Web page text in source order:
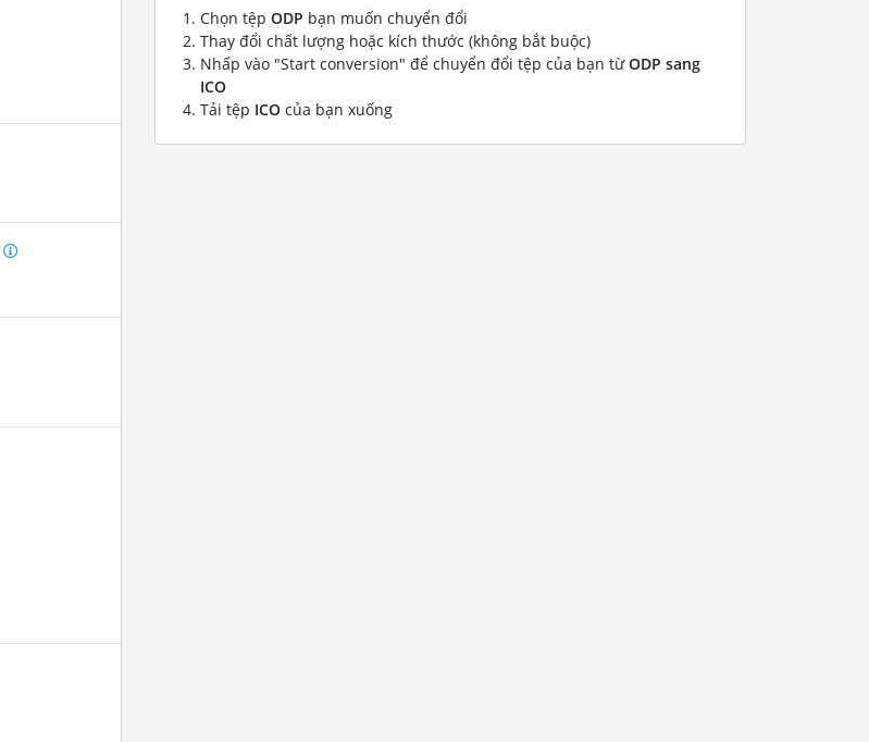
Chọn tệp ODP bạn muốn chuyển đổi
Thay đổi chất lượng hoặc kích thước (không bắt buộc)
Nhấp vào "Start conversion" để chuyển đổi tệp của bạn từODP sang
ICO
Tải tệp ICO của bạn xuống